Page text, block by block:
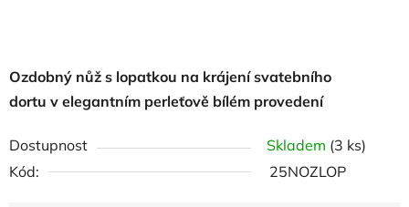
Ozdobný nůž s lopatkou na krájení svatebního
dortu v elegantním perleťově bílém provedení
Dostupnost Skladem (3 ks)
Kód:
25NOZLOP